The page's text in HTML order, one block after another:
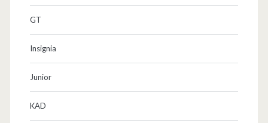
GT
Insignia
Junior
KAD